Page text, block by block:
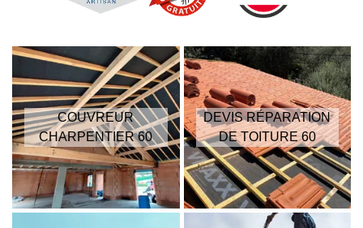
COUVREUR
CHARPENTIER 60
DEVIS RÉPARATION
DE TOITURE 60